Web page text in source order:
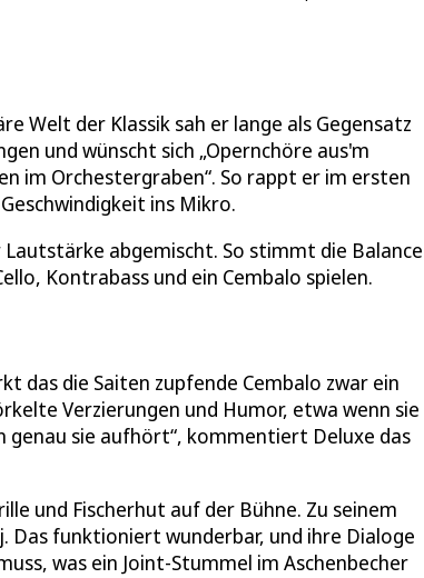
Welt der Klassik sah er lange als Gegensatz
und wünscht sich „Opernchöre aus'm
im Orchestergraben“. So rappt er im ersten
ins Mikro.
abgemischt. So stimmt die Balance
Kontrabass und ein Cembalo spielen.
das die Saiten zupfende Cembalo zwar ein
Verzierungen und Humor, etwa wenn sie
genau sie aufhört“, kommentiert Deluxe das
und Fischerhut auf der Bühne. Zu seinem
Das funktioniert wunderbar, und ihre Dialoge
was ein Joint-Stummel im Aschenbecher